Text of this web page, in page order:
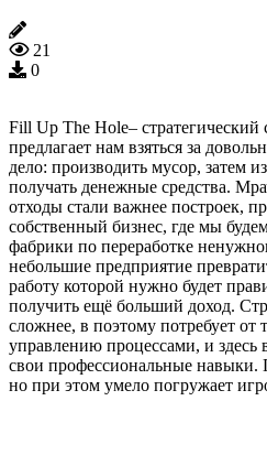
21
0
Fill Up The Hole– стратегический
предлагает нам взяться за
дело: производить мусор, затем
получать денежные средства.
отходы стали важнее построек,
собственный бизнес, где мы
фабрики по переработке
небольшие предприятие
работу которой нужно будет
получить ещё больший доход.
сложнее, в поэтому потребует от
управлению процессами, и здесь
свои профессиональные навыки.
но при этом умело погружает